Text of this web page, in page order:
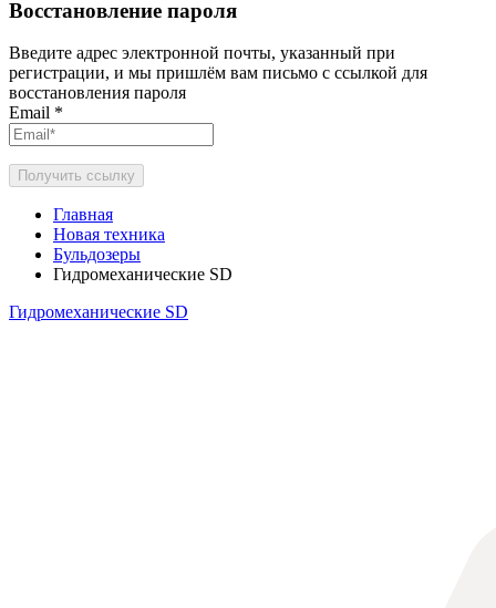
Восстановление пароля
Введите адрес электронной почты, указанный при
регистрации, и мы пришлём вам письмо с ссылкой для
восстановления пароля
Email *
Получить ссылку
Главная
Новая техника
Бульдозеры
Гидромеханические SD
Гидромеханические SD